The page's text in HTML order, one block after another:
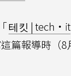
테킷 | tech·it
篇報導時（